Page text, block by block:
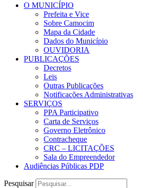
O MUNICÍPIO
Prefeita e Vice
Sobre Camocim
Mapa da Cidade
Dados do Município
OUVIDORIA
PUBLICAÇÕES
Decretos
Leis
Outras Publicações
Notificações Administrativas
SERVIÇOS
PPA Participativo
Carta de Serviços
Governo Eletrônico
Contracheque
CRC – LICITAÇÕES
Sala do Empreendedor
Audiências Públicas PDP
Pesquisar